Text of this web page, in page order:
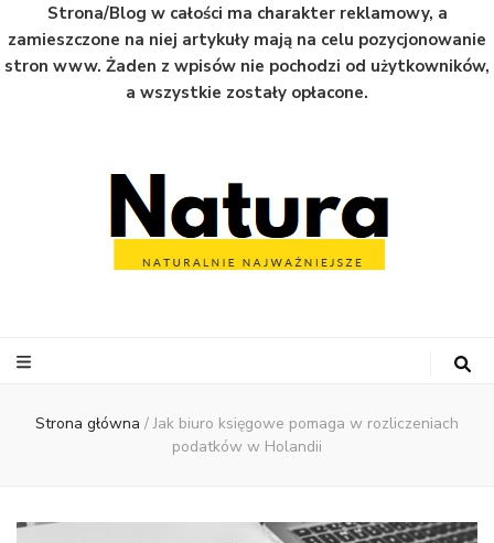
Strona/Blog w całości ma charakter reklamowy, a
zamieszczone na niej artykuły mają na celu pozycjonowanie
stron www. Żaden z wpisów nie pochodzi od użytkowników,
a wszystkie zostały opłacone.
Strona główna / Jak biuro księgowe pomaga w rozliczeniach
podatków w Holandii